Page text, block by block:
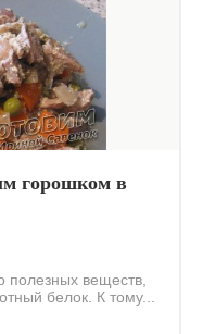
горошком в
полезных веществ,
белок. К тому...